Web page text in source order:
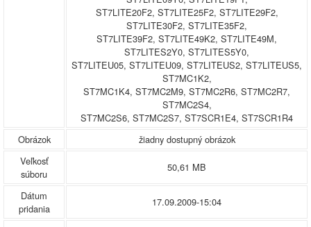
ST7LITE20F2, ST7LITE25F2, ST7LITE29F2,
ST7LITE30F2, ST7LITE35F2,
ST7LITE39F2, ST7LITE49K2, ST7LITE49M,
ST7LITES2Y0, ST7LITES5Y0,
ST7LITEU05, ST7LITEU09, ST7LITEUS2, ST7LITEUS5,
ST7MC1K2,
ST7MC1K4, ST7MC2M9, ST7MC2R6, ST7MC2R7,
ST7MC2S4,
ST7MC2S6, ST7MC2S7, ST7SCR1E4, ST7SCR1R4
Obrázok
žiadny dostupný obrázok
Veľkosť
súboru
50,61 MB
Dátum
pridania
17.09.2009-15:04